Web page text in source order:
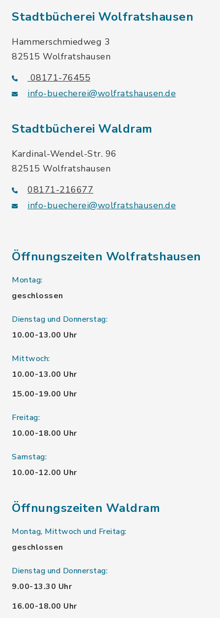
Stadtbücherei Wolfratshausen
Hammerschmiedweg 3
82515 Wolfratshausen
08171-76455
info-buecherei@wolfratshausen.de
Stadtbücherei Waldram
Kardinal-Wendel-Str. 96
82515 Wolfratshausen
08171-216677
info-buecherei@wolfratshausen.de
Öffnungszeiten Wolfratshausen
Montag:
geschlossen
Dienstag und Donnerstag:
10.00-13.00 Uhr
Mittwoch:
10.00-13.00 Uhr
15.00-19.00 Uhr
Freitag:
10.00-18.00 Uhr
Samstag:
10.00-12.00 Uhr
Öffnungszeiten Waldram
Montag, Mittwoch und Freitag:
geschlossen
Dienstag und Donnerstag:
9.00-13.30 Uhr
16.00-18.00 Uhr